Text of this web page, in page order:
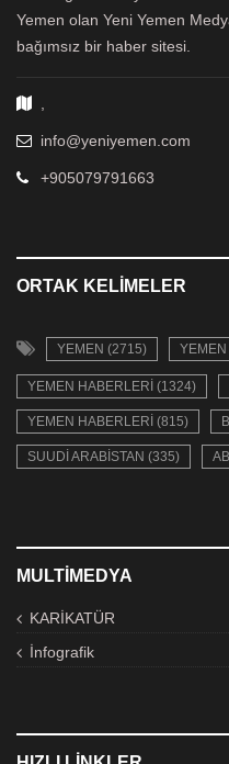
Yemen olan Yeni Yemen
bağımsız bir haber sitesi.
,
info@yeniyemen.com
+905079791663
ORTAK KELIMELER
YEMEN (2715)
YEMEN HABERLERI (1324)
YEMEN HABERLERI (815)
SUUDI ARABISTAN (335)
MULTIMEDYA
KARİKATÜR
İnfografik